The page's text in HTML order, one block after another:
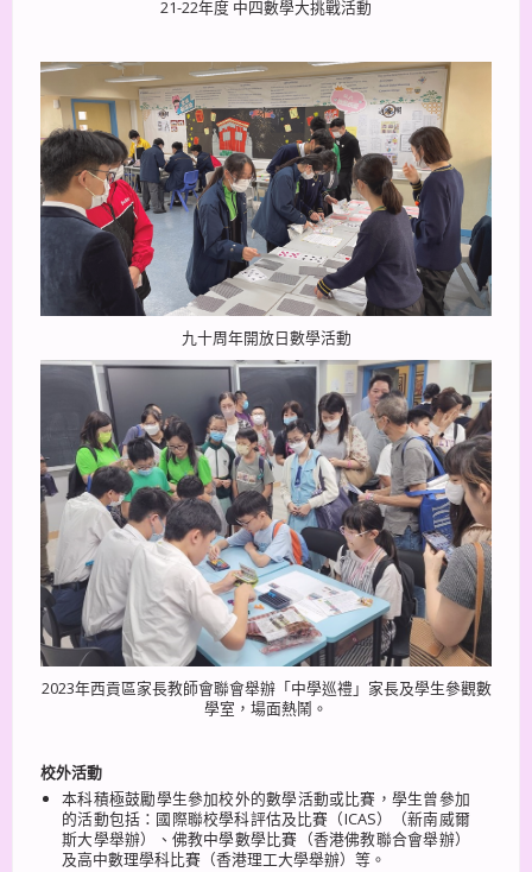
21-22年度 中四數學大挑戰活動
九十周年開放日數學活動
2023年西貢區家長教師會聯會舉辦「中學巡禮」家長及學生參觀數
學室，場面熱鬧。
校外活動
本科積極鼓勵學生參加校外的數學活動或比賽，學生曾參加
的活動包括：國際聯校學科評估及比賽（ICAS）（新南威爾
斯大學舉辦）、佛教中學數學比賽（香港佛教聯合會舉辦）
及高中數理學科比賽（香港理工大學舉辦）等。